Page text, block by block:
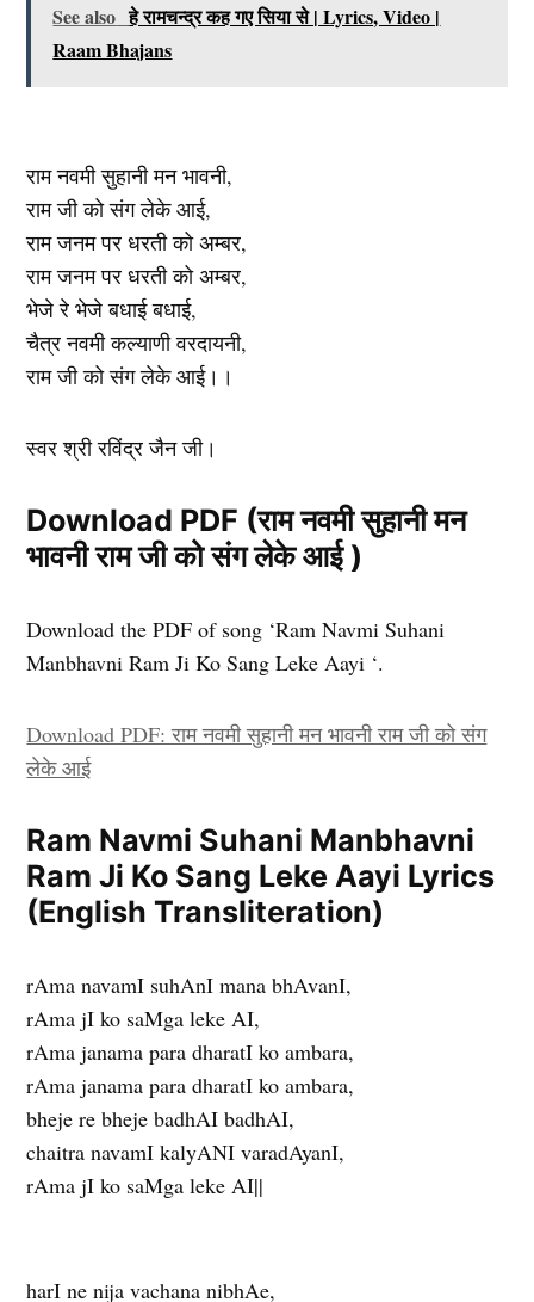
See also हे रामचन्द्र कह गए सिया से | Lyrics, Video |
Raam Bhajans
राम नवमी सुहानी मन भावनी,
राम जी को संग लेके आई,
राम जनम पर धरती को अम्बर,
राम जनम पर धरती को अम्बर,
भेजे रे भेजे बधाई बधाई,
चैत्र नवमी कल्याणी वरदायनी,
राम जी को संग लेके आई।।
स्वर श्री रविंद्र जैन जी।
Download PDF (राम नवमी सुहानी मन
भावनी राम जी को संग लेके आई )
Download the PDF of song ‘Ram Navmi Suhani
Manbhavni Ram Ji Ko Sang Leke Aayi ‘.
Download PDF: राम नवमी सुहानी मन भावनी राम जी को संग
लेके आई
Ram Navmi Suhani Manbhavni
Ram Ji Ko Sang Leke Aayi Lyrics
(English Transliteration)
rAma navamI suhAnI mana bhAvanI,
rAma jI ko saMga leke AI,
rAma janama para dharatI ko ambara,
rAma janama para dharatI ko ambara,
bheje re bheje badhAI badhAI,
chaitra navamI kalyANI varadAyanI,
rAma jI ko saMga leke AI||
harI ne nija vachana nibhAe,